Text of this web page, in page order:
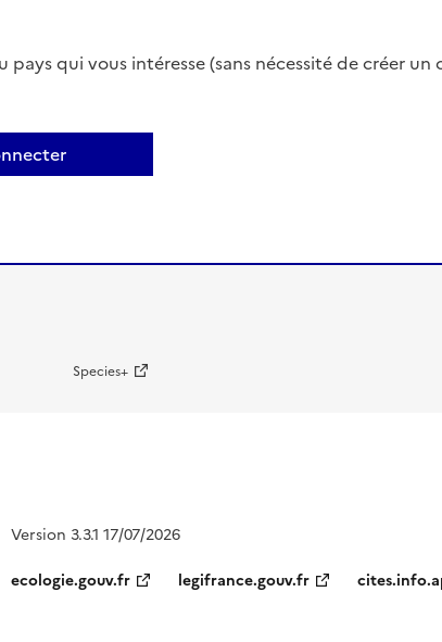
qui vous intéresse (sans nécessité de créer un
Species+
Version 3.3.1 17/07/2026
ecologie.gouv.fr
legifrance.gouv.fr